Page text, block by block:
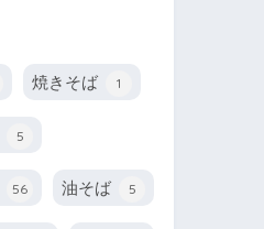
焼きそば 1
5
56 油そば 5